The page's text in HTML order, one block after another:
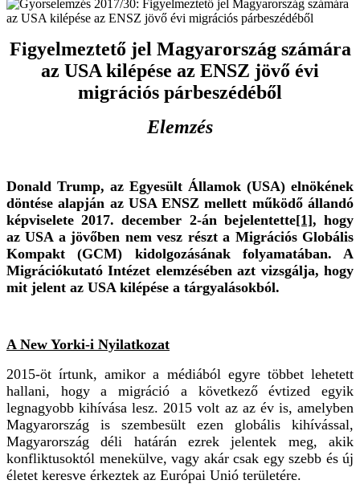
Figyelmeztető jel Magyarország számára
az USA kilépése az ENSZ jövő évi
migrációs párbeszédéből
Elemzés
Donald Trump, az Egyesült Államok (USA) elnökének
döntése alapján az USA ENSZ mellett működő állandó
képviselete 2017. december 2-án bejelentette[1], hogy
az USA a jövőben nem vesz részt a Migrációs Globális
Kompakt (GCM) kidolgozásának folyamatában. A
Migrációkutató Intézet elemzésében azt vizsgálja, hogy
mit jelent az USA kilépése a tárgyalásokból.
A New Yorki-i Nyilatkozat
2015-öt írtunk, amikor a médiából egyre többet lehetett
hallani, hogy a migráció a következő évtized egyik
legnagyobb kihívása lesz. 2015 volt az az év is, amelyben
Magyarország is szembesült ezen globális kihívással,
Magyarország déli határán ezrek jelentek meg, akik
konfliktusoktól menekülve, vagy akár csak egy szebb és új
életet keresve érkeztek az Európai Unió területére.